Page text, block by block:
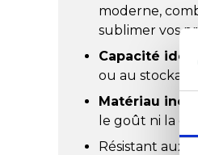
moderne,
sublimer vos
Capacité
ou au stockage
Matériau
le goût ni la
Résistant aux